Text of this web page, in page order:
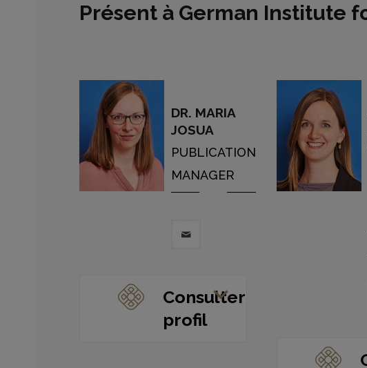
Présent à German Institute
DR. MARIA
JOSUA
PUBLICATION
MANAGER
Consulter
profil